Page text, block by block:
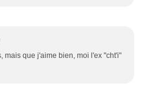
mais que j'aime bien, moi l'ex "cht'i"